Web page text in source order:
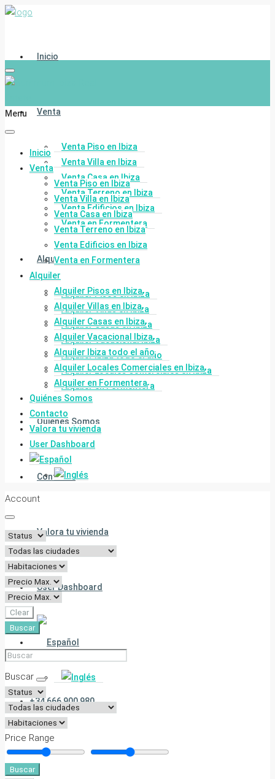
Inicio
Venta
Venta Piso en Ibiza
Venta Villa en Ibiza
Venta Casa en Ibiza
Venta Terreno en Ibiza
Venta Edificios en Ibiza
Venta en Formentera
Alquiler
Alquiler Pisos en Ibiza
Alquiler Villas en Ibiza
Alquiler Casas en Ibiza
Alquiler Vacacional Ibiza
Alquiler Ibiza todo el año
Alquiler Locales Comerciales en Ibiza
Alquiler en Formentera
Quiénes Somos
Contacto
Valora tu vivienda
User Dashboard
+34 666 900 980
Menu
Inicio
Venta
Venta Piso en Ibiza
Venta Villa en Ibiza
Venta Casa en Ibiza
Venta Terreno en Ibiza
Venta Edificios en Ibiza
Venta en Formentera
Alquiler
Alquiler Pisos en Ibiza
Alquiler Villas en Ibiza
Alquiler Casas en Ibiza
Alquiler Vacacional Ibiza
Alquiler Ibiza todo el año
Alquiler Locales Comerciales en Ibiza
Alquiler en Formentera
Quiénes Somos
Contacto
Valora tu vivienda
User Dashboard
Account
Clear
Buscar
Buscar
Price Range
Buscar